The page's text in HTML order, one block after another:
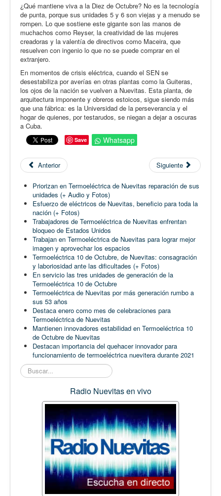
¿Qué mantiene viva a la Diez de Octubre? No es la tecnología
de punta, porque sus unidades 5 y 6 son viejas y a menudo se
rompen. Lo que sostiene este gigante son las manos de
muchachos como Reyser, la creatividad de las mujeres
creadoras y la valentía de directivos como Maceira, que
resuelven con ingenio lo que no se puede comprar en el
extranjero.
En momentos de crisis eléctrica, cuando el SEN se
desestabiliza por averías en otras plantas como la Guiteras,
los ojos de la nación se vuelven a Nuevitas. Esta planta, de
arquitectura imponente y obreros estoicos, sigue siendo más
que una fábrica: es la Universidad de la perseverancia y el
hogar de quienes, por testarudos, se niegan a dejar a oscuras
a Cuba.
Save Whatsapp
Anterior Siguiente
Priorizan en Termoeléctrica de Nuevitas reparación de sus
unidades (+ Audio y Fotos)
Esfuerzo de eléctricos de Nuevitas, beneficio para toda la
nación (+ Fotos)
Trabajadores de Termoeléctrica de Nuevitas enfrentan
bloqueo de Estados Unidos
Trabajan en Termoeléctrica de Nuevitas para lograr mejor
imagen y aprovechar los espacios
Termoeléctrica 10 de Octubre, de Nuevitas: consagración
y laboriosidad ante las dificultades (+ Fotos)
En servicio las tres unidades de generación de la
Termoeléctrica 10 de Octubre
Termoeléctrica de Nuevitas por más generación rumbo a
sus 53 años
Destaca enero como mes de celebraciones para
Termoeléctrica de Nuevitas
Mantienen innovadores estabilidad en Termoeléctrica 10
de Octubre de Nuevitas
Destacan importancia del quehacer innovador para
funcionamiento de termoeléctrica nuevitera durante 2021
Buscar...
Radio Nuevitas en vivo